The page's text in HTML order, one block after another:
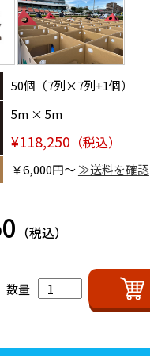
50個（7列×7列+1個）
5m × 5m
¥118,250 （税込）
￥6,000円～≫送料を確認
（税込）
数量